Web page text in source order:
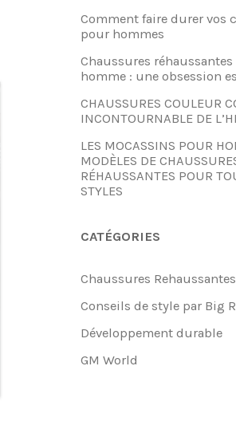
Comment faire durer vos
pour hommes
Chaussures
homme : une obsession
CHAUSSURES COULEUR
INCONTOURNABLE DE
LES MOCASSINS POUR
MODÈLES DE
RÉHAUSSANTES POUR
STYLES
CATÉGORIES
Chaussures Rehaussantes
Conseils de style par Big
Développement durable
GM World